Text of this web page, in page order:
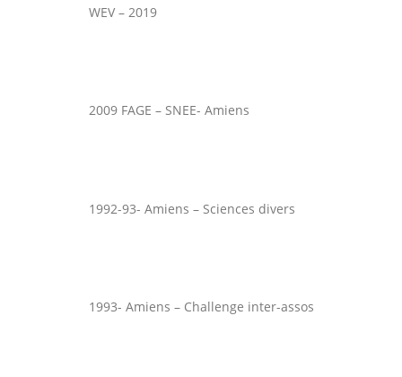
WEV – 2019
2009 FAGE – SNEE- Amiens
1992-93- Amiens – Sciences divers
1993- Amiens – Challenge inter-assos